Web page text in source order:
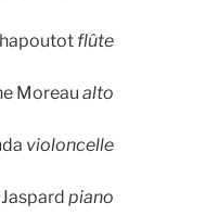
flûte
Moreau alto
violoncelle
piano